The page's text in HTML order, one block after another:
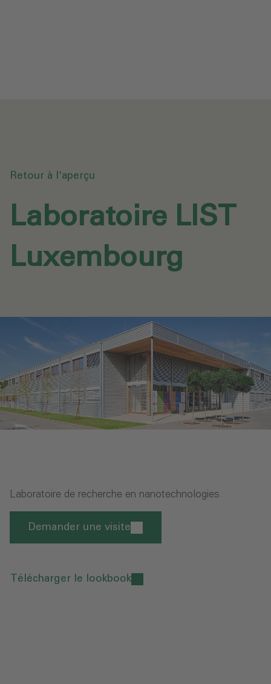
Retour à l'aperçu
Laboratoire LIST
Luxembourg‎
Laboratoire de recherche en nanotechnologies
Demander une visite
Télécharger le lookbook